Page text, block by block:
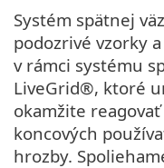
Systém spätnej
podozrivé vzorky
v rámci systému
LiveGrid®, ktoré
okamžite
koncových
hrozby.